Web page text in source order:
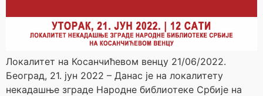
Локалитет на Косанчићевом венцу 21/06/2022.
Београд, 21. јун 2022 – Данас је на локалитету
некадашње зграде Народне библиотеке Србије на